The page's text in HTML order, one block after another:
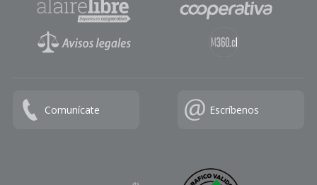
Comunícate Escríbenos